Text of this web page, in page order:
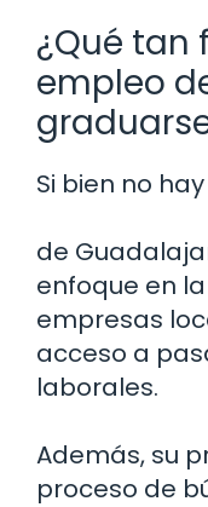
¿Qué tan
empleo
Si bien no
de
enfoque en
empresas
acceso a
laborales.
Además, su
proceso de